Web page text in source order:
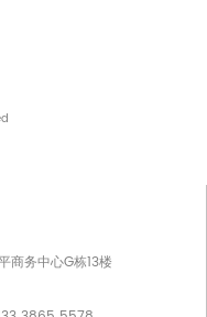
商务中心G栋13楼